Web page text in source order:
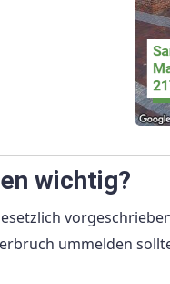
wichtig?
ummelden